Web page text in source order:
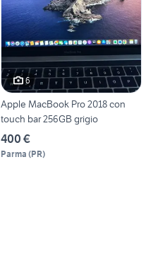
6
Apple MacBook Pro 2018 con
touch bar 256GB grigio
400 €
Parma (PR)